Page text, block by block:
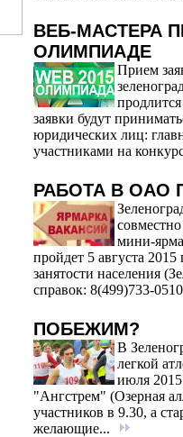
ВЕБ-МАСТЕРА
ОЛИМПИАДЕ
Прием
заявки будут
юридических лиц:
участниками на
РАБОТА В ОАО
мини-
пройдет 5 августа
занятости населения
справок: 8(499)733-
ПОБЕЖИМ?
В
легкой
июля
"Ангстрем" (Озерная
участников в 9.30, а
желающие...